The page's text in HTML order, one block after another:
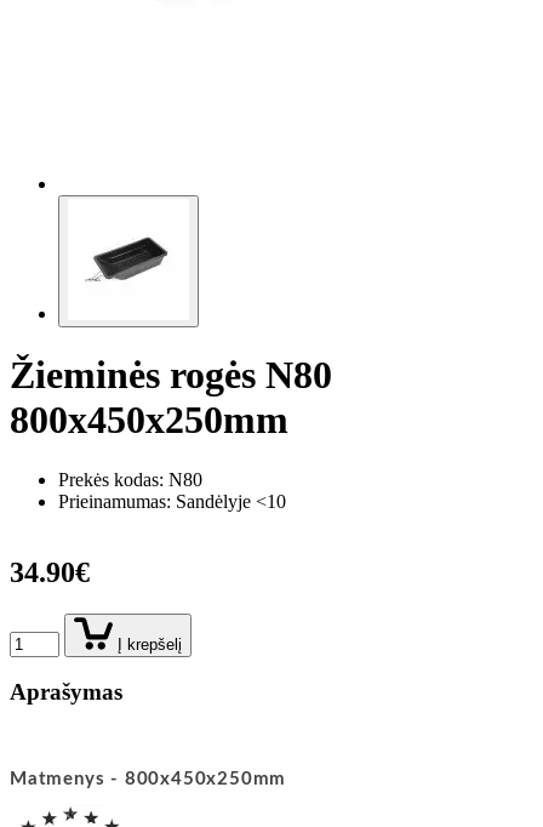
Žieminės rogės N80
800x450x250mm
Prekės kodas: N80
Prieinamumas: Sandėlyje <10
34.90€
Į krepšelį
Aprašymas
Matmenys - 800x450x250mm